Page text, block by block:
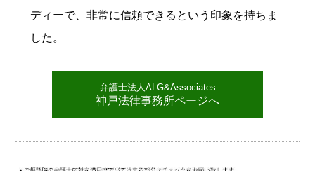
ディーで、非常に信頼できるという印象を持ちま
した。
弁護士法人ALG&Associates
神戸法律事務所ページへ